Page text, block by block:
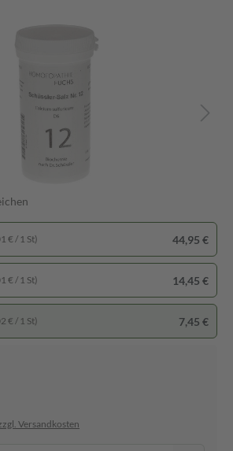
€ / 1 St) 44,95 €
€ / 1 St) 14,45 €
€ / 1 St) 7,45 €
Versandkosten